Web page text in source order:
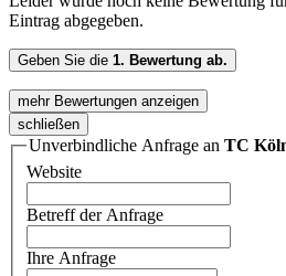
Eintrag abgegeben.
Geben Sie die 1. Bewertung ab.
mehr Bewertungen anzeigen
schließen
Unverbindliche Anfrage an TC
Website
Betreff der Anfrage
Ihre Anfrage